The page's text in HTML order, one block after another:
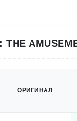
THE
ОРИГИНАЛ